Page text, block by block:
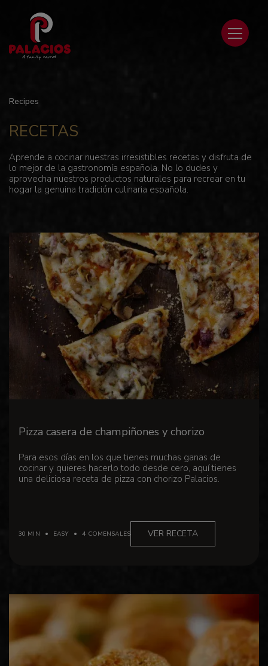
Recipes
RECETAS
Aprende a cocinar nuestras irresistibles recetas y disfruta de
lo mejor de la gastronomía española. No lo dudes y
aprovecha nuestros productos naturales para recrear en tu
hogar la genuina tradición culinaria española.
Pizza casera de champiñones y chorizo
Para esos días en los que tienes muchas ganas de
cocinar y quieres hacerlo todo desde cero, aquí tienes
una deliciosa receta de pizza con chorizo ​​Palacios.
30 MIN EASY 4 COMENSALES VER RECETA